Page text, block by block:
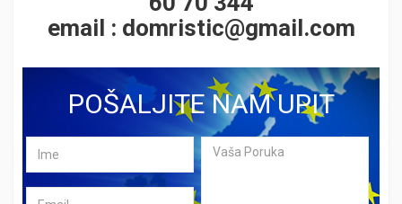
email : domristic@gmail.com
POŠALJITE NAM UPIT